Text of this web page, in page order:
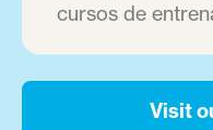
cursos de
Visit